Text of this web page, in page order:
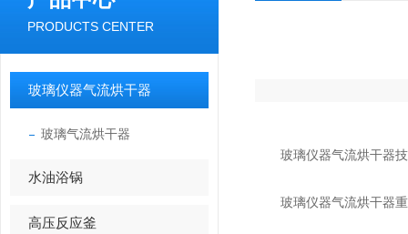
PRODUCTS CENTER
玻璃仪器气流烘干器
玻璃气流烘干器
水油浴锅
高压反应釜
玻璃仪器气流烘干器技
玻璃仪器气流烘干器重